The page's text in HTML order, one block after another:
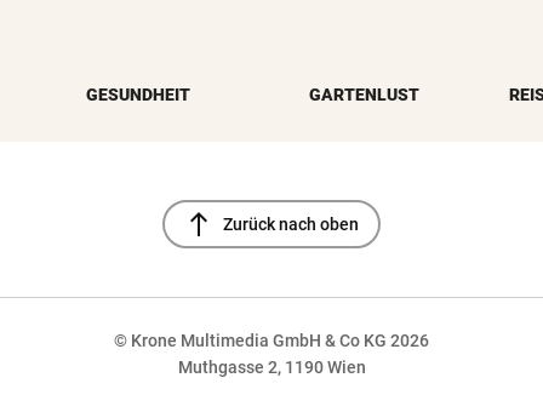
GESUNDHEIT GARTENLUST
north Zurück nach oben
© Krone Multimedia GmbH & Co KG 2026
Muthgasse 2, 1190 Wien